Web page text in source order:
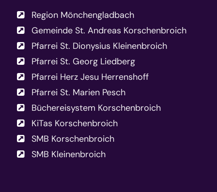
Region Mönchengladbach
Gemeinde St. Andreas Korschenbroich
Pfarrei St. Dionysius Kleinenbroich
Pfarrei St. Georg Liedberg
Pfarrei Herz Jesu Herrenshoff
Pfarrei St. Marien Pesch
Büchereisystem Korschenbroich
KiTas Korschenbroich
SMB Korschenbroich
SMB Kleinenbroich